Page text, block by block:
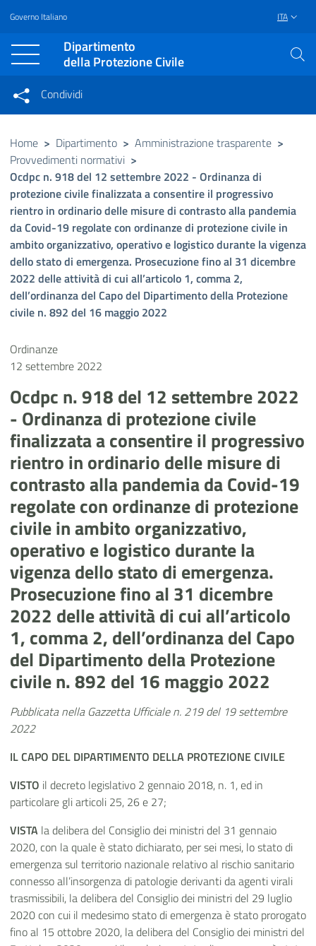
Vai al contenuto principale
Raggiungi il piè di pagina
Governo Italiano ITA
Dipartimento
della Protezione Civile
Condividi su Facebook
Condividi su Twitter
Condividi su LinkedIn
Condividi
Condividi sui social network
Home > Dipartimento > Amministrazione trasparente >
Provvedimenti normativi >
Ocdpc n. 918 del 12 settembre 2022 - Ordinanza di
protezione civile finalizzata a consentire il progressivo
rientro in ordinario delle misure di contrasto alla pandemia
da Covid-19 regolate con ordinanze di protezione civile in
ambito organizzativo, operativo e logistico durante la vigenza
dello stato di emergenza. Prosecuzione fino al 31 dicembre
2022 delle attività di cui all’articolo 1, comma 2,
dell’ordinanza del Capo del Dipartimento della Protezione
civile n. 892 del 16 maggio 2022
Ordinanze
12 settembre 2022
Ocdpc n. 918 del 12 settembre 2022
- Ordinanza di protezione civile
finalizzata a consentire il progressivo
rientro in ordinario delle misure di
contrasto alla pandemia da Covid-19
regolate con ordinanze di protezione
civile in ambito organizzativo,
operativo e logistico durante la
vigenza dello stato di emergenza.
Prosecuzione fino al 31 dicembre
2022 delle attività di cui all’articolo
1, comma 2, dell’ordinanza del Capo
del Dipartimento della Protezione
civile n. 892 del 16 maggio 2022
Pubblicata nella Gazzetta Ufficiale n. 219 del 19 settembre
2022
IL CAPO DEL DIPARTIMENTO DELLA PROTEZIONE CIVILE
VISTO il decreto legislativo 2 gennaio 2018, n. 1, ed in
particolare gli articoli 25, 26 e 27;
VISTA la delibera del Consiglio dei ministri del 31 gennaio
2020, con la quale è stato dichiarato, per sei mesi, lo stato di
emergenza sul territorio nazionale relativo al rischio sanitario
connesso all’insorgenza di patologie derivanti da agenti virali
trasmissibili, la delibera del Consiglio dei ministri del 29 luglio
2020 con cui il medesimo stato di emergenza è stato prorogato
fino al 15 ottobre 2020, la delibera del Consiglio dei ministri del